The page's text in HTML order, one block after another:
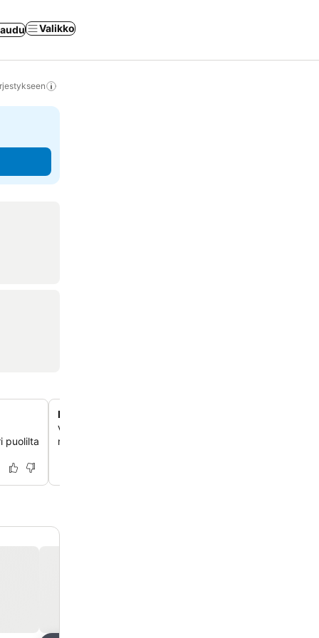
Valikko
puolilta
Kattava retki- ja lippupalvelu
Varmista vaivattomasti parhaat liput ja halutuimmat
ravintolavaraukset hotellin kätevän retkipalvelun avulla.